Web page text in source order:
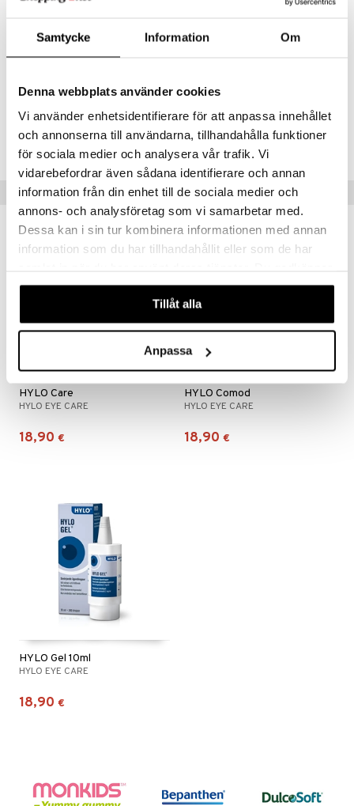
Samtycke Information Om
Denna webbplats använder cookies
Vi använder enhetsidentifierare för att anpassa innehållet
och annonserna till användarna, tillhandahålla funktioner
för sociala medier och analysera vår trafik. Vi
vidarebefordrar även sådana identifierare och annan
information från din enhet till de sociala medier och
annons- och analysföretag som vi samarbetar med.
Dessa kan i sin tur kombinera informationen med annan
information som du har tillhandahållit eller som de har
våra cookies vid fortsatt användande av vår webbplats.
Tillåt alla
Anpassa
Tietenkin ilman säilöntäaineita ja fosfaatteja
Tuotenumero
AHET3-9A-10
Vinkkejä sinulle
HYLO Care
HYLO EYE CARE
18,90 €
HYLO Comod
HYLO EYE CARE
18,90 €
HYLO Gel 10ml
HYLO EYE CARE
18,90 €